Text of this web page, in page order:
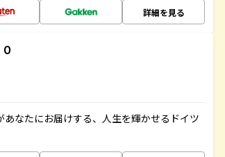
詳細を見る
なたにお届けする、人生を輝かせるドイツ